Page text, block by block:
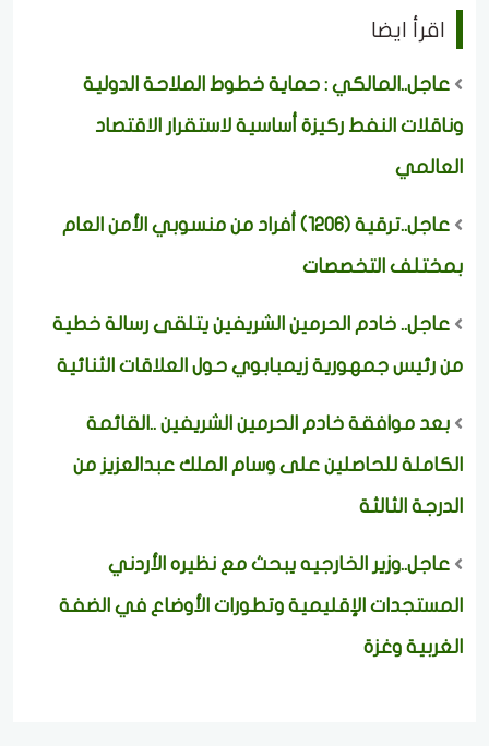
اقرأ ايضا
عاجل..المالكي : حماية خطوط الملاحة الدولية
وناقلات النفط ركيزة أساسية لاستقرار الاقتصاد
العالمي
عاجل..ترقية (1206) أفراد من منسوبي الأمن العام
بمختلف التخصصات
عاجل.. خادم الحرمين الشريفين يتلقى رسالة خطية
من رئيس جمهورية زيمبابوي حول العلاقات الثنائية
بعد موافقة خادم الحرمين الشريفين ..القائمة
الكاملة للحاصلين على وسام الملك عبدالعزيز من
الدرجة الثالثة
عاجل..وزير الخارجيه يبحث مع نظيره الأردني
المستجدات الإقليمية وتطورات الأوضاع في الضفة
الغربية وغزة